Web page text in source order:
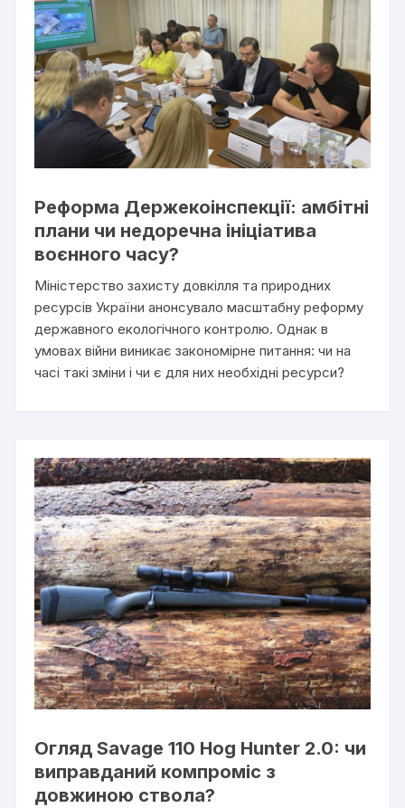
Реформа Держекоінспекції: амбітні
плани чи недоречна ініціатива
воєнного часу?
Міністерство захисту довкілля та природних
ресурсів України анонсувало масштабну реформу
державного екологічного контролю. Однак в
умовах війни виникає закономірне питання: чи на
часі такі зміни і чи є для них необхідні ресурси?
Огляд Savage 110 Hog Hunter 2.0: чи
виправданий компроміс з
довжиною ствола?